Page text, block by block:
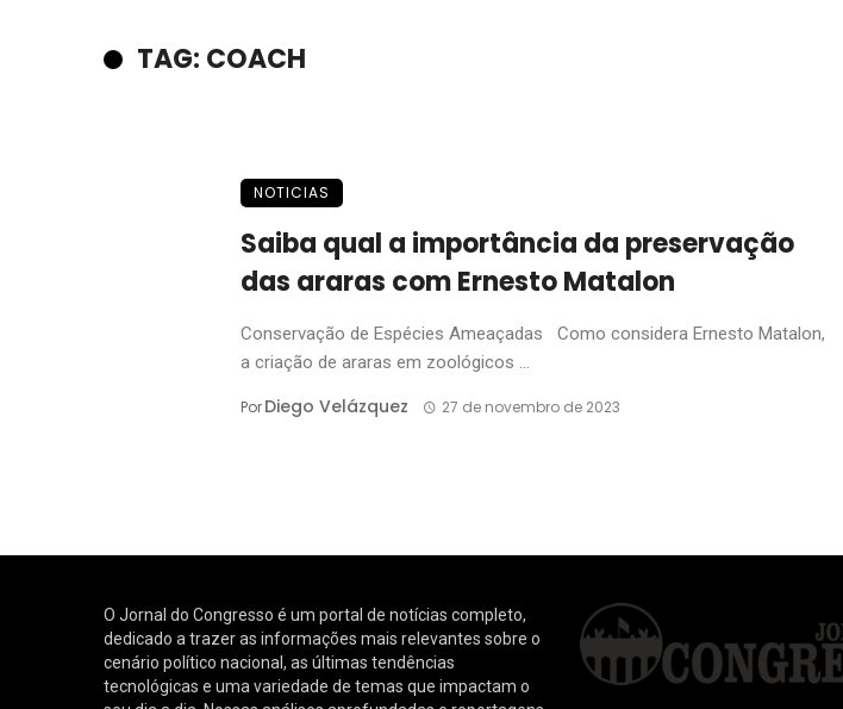
TAG: COACH
NOTICIAS
Saiba qual a importância da preservação
das araras com Ernesto Matalon
Conservação de Espécies Ameaçadas Como considera Ernesto Matalon,
a criação de araras em zoológicos ...
PorDiego Velázquez 27 de novembro de 2023
O Jornal do Congresso é um portal de notícias completo,
dedicado a trazer as informações mais relevantes sobre o
cenário político nacional, as últimas tendências
tecnológicas e uma variedade de temas que impactam o